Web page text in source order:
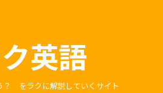
英語
？ をラクに解説していくサイト